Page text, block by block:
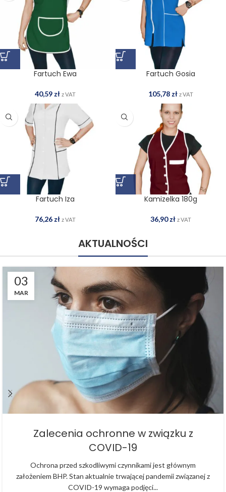
Fartuch Ewa
40,59 zł z VAT
Fartuch Gosia
105,78 zł z VAT
Fartuch Iza
76,26 zł z VAT
Kamizelka 180g
36,90zł z VAT
AKTUALNOŚCI
03
MAR
Zalecenia ochronne w związku z
COVID-19
Ochrona przed szkodliwymi czynnikami jest głównym
założeniem BHP. Stan aktualnie trwającej pandemii związanej z
COVID-19 wymaga podjęci...